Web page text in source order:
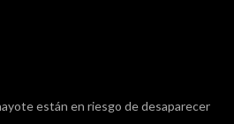
están en riesgo de desaparecer